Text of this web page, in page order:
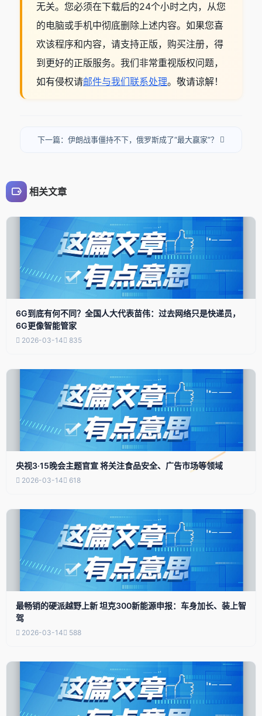
无关。您必须在下载后的24个小时之内，从您
的电脑或手机中彻底删除上述内容。如果您喜
欢该程序和内容，请支持正版，购买注册，得
到更好的正版服务。我们非常重视版权问题，
如有侵权请邮件与我们联系处理。敬请谅解！
下一篇：伊朗战事僵持不下，俄罗斯成了“最大赢家”？
相关文章
6G到底有何不同？全国人大代表苗伟：过去网络只是快递员，
6G更像智能管家
2026-03-14 835
央视3·15晚会主题官宣 将关注食品安全、广告市场等领域
2026-03-14 618
最畅销的硬派越野上新 坦克300新能源申报：车身加长、装上智
驾
2026-03-14 588